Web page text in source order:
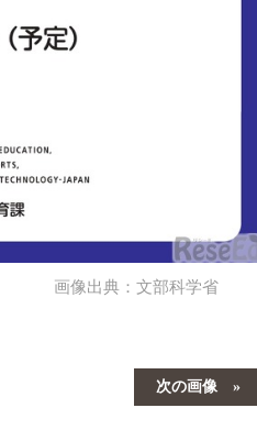
画像出典：文部科学省
次の画像